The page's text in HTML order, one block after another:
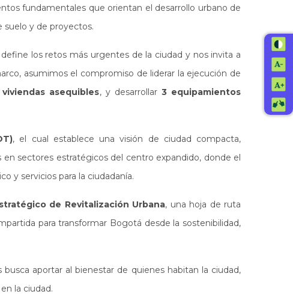
fundamentales que orientan el desarrollo urbano de
y de proyectos.
los retos más urgentes de la ciudad y nos invita a
asumimos el compromiso de liderar la ejecución de
asequibles, y desarrollar 3 equipamientos
, el cual establece una visión de ciudad compacta,
sectores estratégicos del centro expandido, donde el
y servicios para la ciudadanía.
de Revitalización Urbana, una hoja de ruta
para transformar Bogotá desde la sostenibilidad,
aportar al bienestar de quienes habitan la ciudad,
la ciudad.